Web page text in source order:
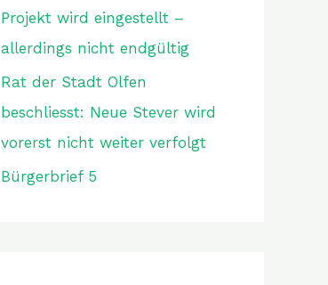
Projekt wird eingestellt –
allerdings nicht endgültig
Rat der Stadt Olfen
beschliesst: Neue Stever wird
vorerst nicht weiter verfolgt
Bürgerbrief 5